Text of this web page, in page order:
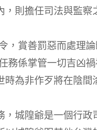
則擔任司法與監察
，賞善罰惡而處理論
務係掌管一切吉凶
為非作歹將在陰間
城隍爺是一個行政